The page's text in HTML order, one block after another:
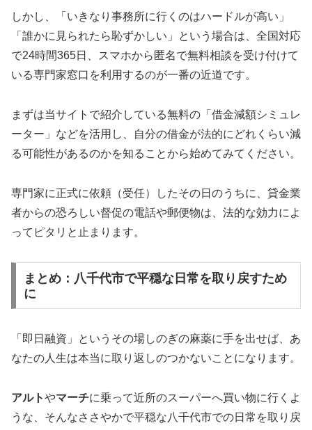
しかし、「いきなり事務所に行くのはハードルが高い」
「誰かに見られたら恥ずかしい」という場合は、全国対応
で24時間365日、スマホから匿名で無料相談を受け付けて
いる専門家窓口を利用するのが一番の近道です。
まずは当サイトで紹介している無料の「借金減額シミュレ
ーター」などを活用し、自分の借金が法的にどれくらい減
る可能性があるのかを知ることから始めてみてください。
専門家に正式に依頼（受任）したその日のうちに、貸金業
者からの恐ろしい督促の電話や郵便物は、法的な効力によ
ってピタリと止まります。
まとめ：八千代市で平穏な日常を取り戻すため
に
「即日融資」というその場しのぎの麻薬に手を出せば、あ
なたの人生は本当に取り返しのつかないことになります。
アルトやマーチに乗って近所のスーパーへ買い物に行くよ
うな、そんなささやかで平穏な八千代市での日常を取り戻